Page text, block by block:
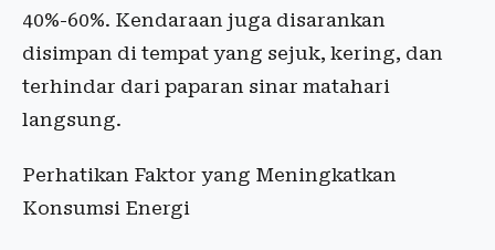
40%-60%. Kendaraan juga disarankan
disimpan di tempat yang sejuk, kering, dan
terhindar dari paparan sinar matahari
langsung.
Perhatikan Faktor yang Meningkatkan
Konsumsi Energi